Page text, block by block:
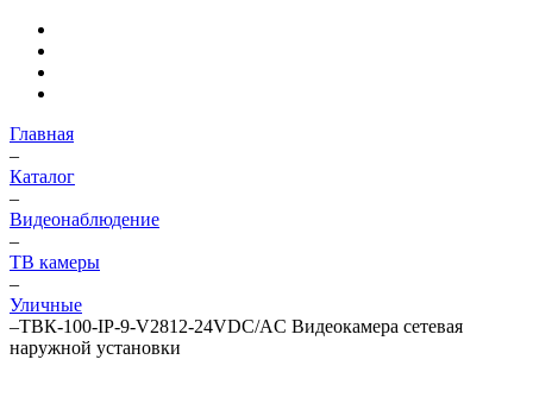
Главная
–
Каталог
–
Видеонаблюдение
–
ТВ камеры
–
Уличные
–ТВК-100-IP-9-V2812-24VDC/AC Видеокамера сетевая
наружной установки